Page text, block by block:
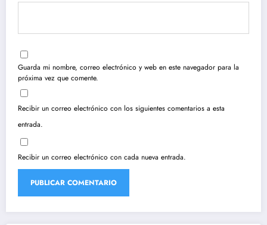
Guarda mi nombre, correo electrónico y web en este navegador para la
próxima vez que comente.
Recibir un correo electrónico con los siguientes comentarios a esta
entrada.
Recibir un correo electrónico con cada nueva entrada.